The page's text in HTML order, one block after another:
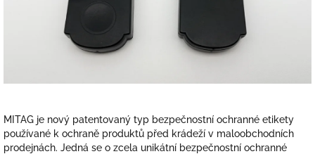
MITAG je nový patentovaný typ bezpečnostní ochranné etikety
používané k ochraně produktů před krádeží v maloobchodních
prodejnách. Jedná se o zcela unikátní bezpečnostní ochranné